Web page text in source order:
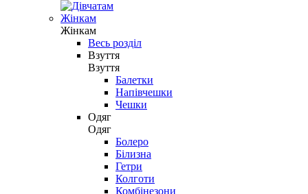
Жінкам
Жінкам
Весь розділ
Взуття
Взуття
Балетки
Напівчешки
Чешки
Одяг
Одяг
Болеро
Білизна
Гетри
Колготи
Комбінезони